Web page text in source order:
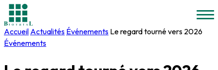
Accueil Actualités Événements Le regard tourné vers 2026
Événements